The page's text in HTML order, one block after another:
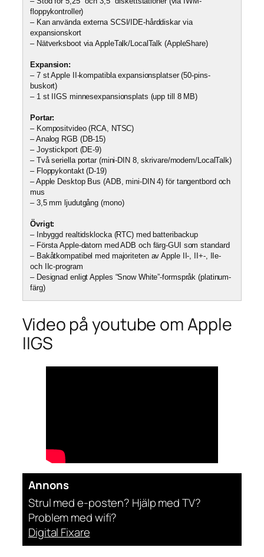
floppykontroller)
– Kan använda externa SCSI/IDE-hårddiskar via
expansionskort
– Nätverksboot via AppleTalk/LocalTalk (AppleShare)
Expansion:
– 7 st Apple II-kompatibla expansionsplatser (50-pins-
buskort)
– 1 st IIGS minnesexpansionsplats (upp till 8 MB)
Portar:
– Kompositvideo (RCA, NTSC)
– Analog RGB (DB-15)
– Joystickport (DE-9)
– Två seriella portar (mini-DIN 8, skrivare/modem/LocalTalk)
– Floppykontakt (D-19)
– Apple Desktop Bus (ADB, mini-DIN 4) för tangentbord och
mus
– 3,5 mm ljudutgång (mono)
Övrigt:
– Inbyggd realtidsklocka (RTC) med batteribackup
– Första Apple-datorn med ADB och färg-GUI som standard
– Bakåtkompatibel med majoriteten av Apple II-, II+-, IIe-
och IIc-program
– Designad enligt Apples “Snow White”-formspråk (platinum-
färg)
Video på youtube om Apple
IIGS
Annons
Strul med e-posten? Hjälp med TV?
Problem med wifi?
Digital Fixare